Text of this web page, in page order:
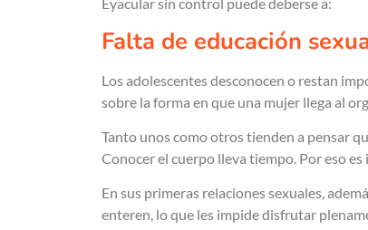
Falta de educación
Los adolescentes desconocen o restan
sobre la forma en que una mujer llega al
Tanto unos como otros tienden a pensar
Conocer el cuerpo lleva tiempo. Por eso
En sus primeras relaciones sexuales,
enteren, lo que les impide disfrutar